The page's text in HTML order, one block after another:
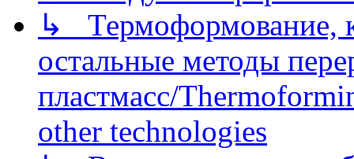
↳ Термоформование,
остальные методы
пластмасс/
other technologies